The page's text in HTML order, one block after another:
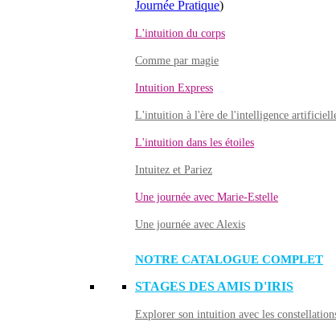
Journée Pratique)
L'intuition du corps
Comme par magie
Intuition Express
L'intuition à l'ère de l'intelligence
L'intuition dans les étoiles
Intuitez et Pariez
Une journée avec Marie-Estelle
Une journée avec Alexis
NOTRE CATALOGUE COMPLET
STAGES DES AMIS D'IRIS
Explorer son intuition avec les